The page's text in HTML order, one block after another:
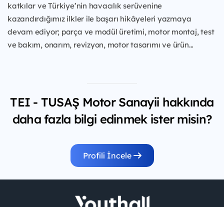
katkılar ve Türkiye’nin havacılık serüvenine
kazandırdığımız ilkler ile başarı hikâyeleri yazmaya
devam ediyor; parça ve modül üretimi, motor montaj, test
ve bakım, onarım, revizyon, motor tasarımı ve ürün...
TEI - TUSAŞ Motor Sanayii hakkında
daha fazla bilgi edinmek ister misin?
Profili İncele